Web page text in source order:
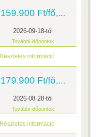
159.900 Ft/fő,...
2026-09-18-tól
További időpontok
Részletes információ
179.900 Ft/fő,...
2026-08-28-tól
További időpontok
Részletes információ